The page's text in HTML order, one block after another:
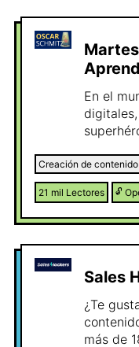
En el
un
nuestro
mundo
modelos de
se
desafían
cabo lo
Creación de contenido
21 mil Lectores 🔓
Sales
¿Te
más de